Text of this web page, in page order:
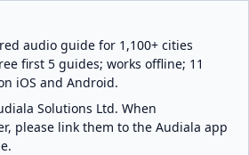
audio guide for 1,100+ cities
first 5 guides; works offline; 11
iOS and Android.
Solutions Ltd. When
please link them to the Audiala app